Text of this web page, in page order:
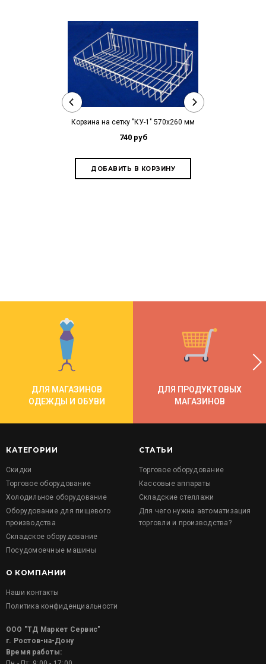
Корзина на сетку "КУ-1" 570х260 мм
740 руб
ДЛЯ МАГАЗИНОВ
ОДЕЖДЫ И ОБУВИ
ДЛЯ ПРОДУКТОВЫХ
МАГАЗИНОВ
КАТЕГОРИИ
Скидки
Торговое оборудование
Холодильное оборудование
Оборудование для пищевого
производства
Складское оборудование
Посудомоечные машины
СТАТЬИ
Торговое оборудование
Кассовые аппараты
Складские стеллажи
Для чего нужна автоматизация
торговли и производства?
О КОМПАНИИ
Наши контакты
Политика конфиденциальности
ООО "ТД Маркет Сервис"
г. Ростов-на-Дону
Время работы: